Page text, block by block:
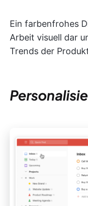
Ein farbenfrohes
Arbeit visuell dar
Trends der